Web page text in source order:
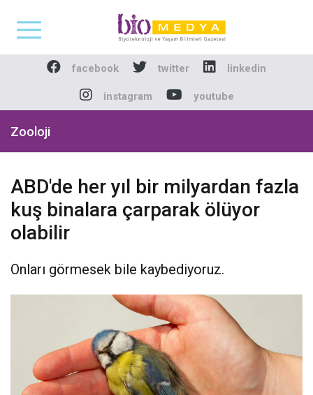
Biomedya -
facebook twitter linkedin
instagram youtube
Zooloji
ABD'de her yıl bir milyardan fazla
kuş binalara çarparak ölüyor
olabilir
Onları görmesek bile kaybediyoruz.